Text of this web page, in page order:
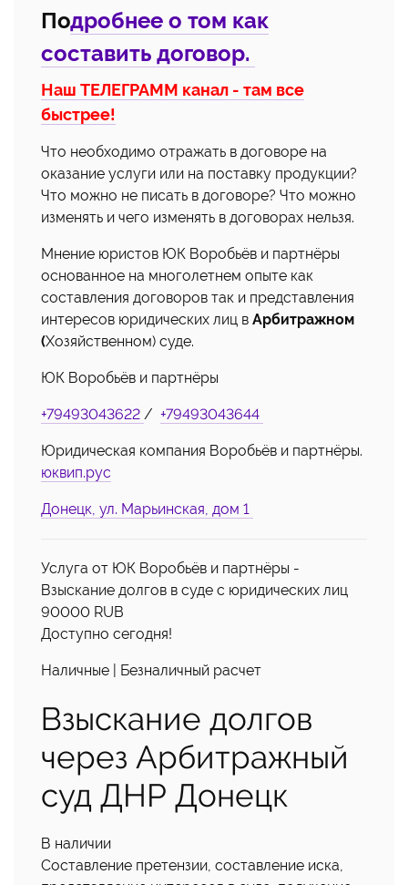
Подробнее о том как
составить договор.
Наш ТЕЛЕГРАММ канал - там все
быстрее!
Что необходимо отражать в договоре на
оказание услуги или на поставку продукции?
Что можно не писать в договоре? Что можно
изменять и чего изменять в договорах нельзя.
Мнение юристов ЮК Воробьёв и партнёры
основанное на многолетнем опыте как
составления договоров так и представления
интересов юридических лиц в Арбитражном
(Хозяйственном) суде.
ЮК Воробьёв и партнёры
+79493043622 / +79493043644
Юридическая компания Воробьёв и партнёры.
юквип.рус
Донецк, ул. Марьинская, дом 1
Услуга от ЮК Воробьёв и партнёры -
Взыскание долгов в суде с юридических лиц
90000 RUB
Доступно сегодня!
Наличные | Безналичный расчет
Взыскание долгов
через Арбитражный
суд ДНР Донецк
В наличии
Составление претензии, составление иска,